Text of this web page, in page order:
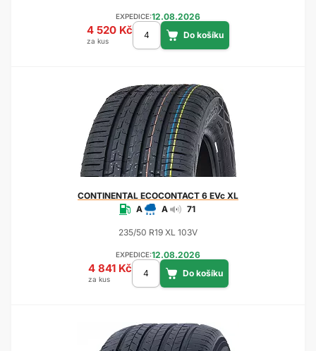
EXPEDICE:12.08.2026
4 520 Kč
za kus
CONTINENTAL ECOCONTACT 6 EVc XL
A
A 71
235/50 R19 XL 103V
EXPEDICE:12.08.2026
4 841 Kč
za kus